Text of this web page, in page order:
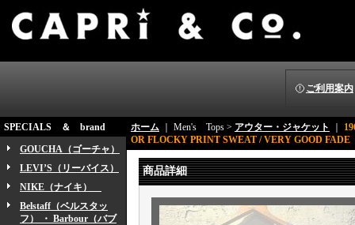
ご利用案内
SPECIALS ＆ brand
GOUCHA（ゴーチャ）
LEVI’S（リーバイス）
NIKE（ナイキ）
Belstaff（ベルスタッ
フ） ・ Barbour（バブ
ホーム ｜ Men's Tops > アウター・ジャケット
OR FLOCKY PRINT SWEAT / VERY GOOD FADE
商品詳細